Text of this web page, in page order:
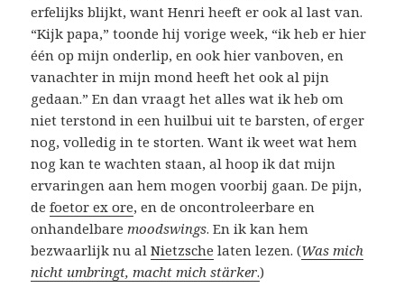
erfelijks blijkt, want Henri heeft er ook al last van.
“Kijk papa,” toonde hij vorige week, “ik heb er hier
één op mijn onderlip, en ook hier vanboven, en
vanachter in mijn mond heeft het ook al pijn
gedaan.” En dan vraagt het alles wat ik heb om
niet terstond in een huilbui uit te barsten, of erger
nog, volledig in te storten. Want ik weet wat hem
nog kan te wachten staan, al hoop ik dat mijn
ervaringen aan hem mogen voorbij gaan. De pijn,
defoetor ex ore, en de oncontroleerbare en
onhandelbare moodswings. En ik kan hem
bezwaarlijk nu alNietzsche laten lezen. (Was mich
nicht umbringt, macht mich stärker.)